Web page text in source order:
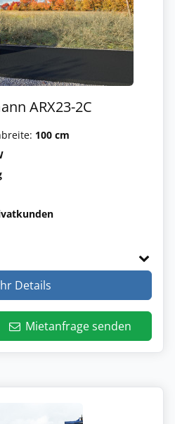
ARX23-2C
100 cm
Details
Mietanfrage senden